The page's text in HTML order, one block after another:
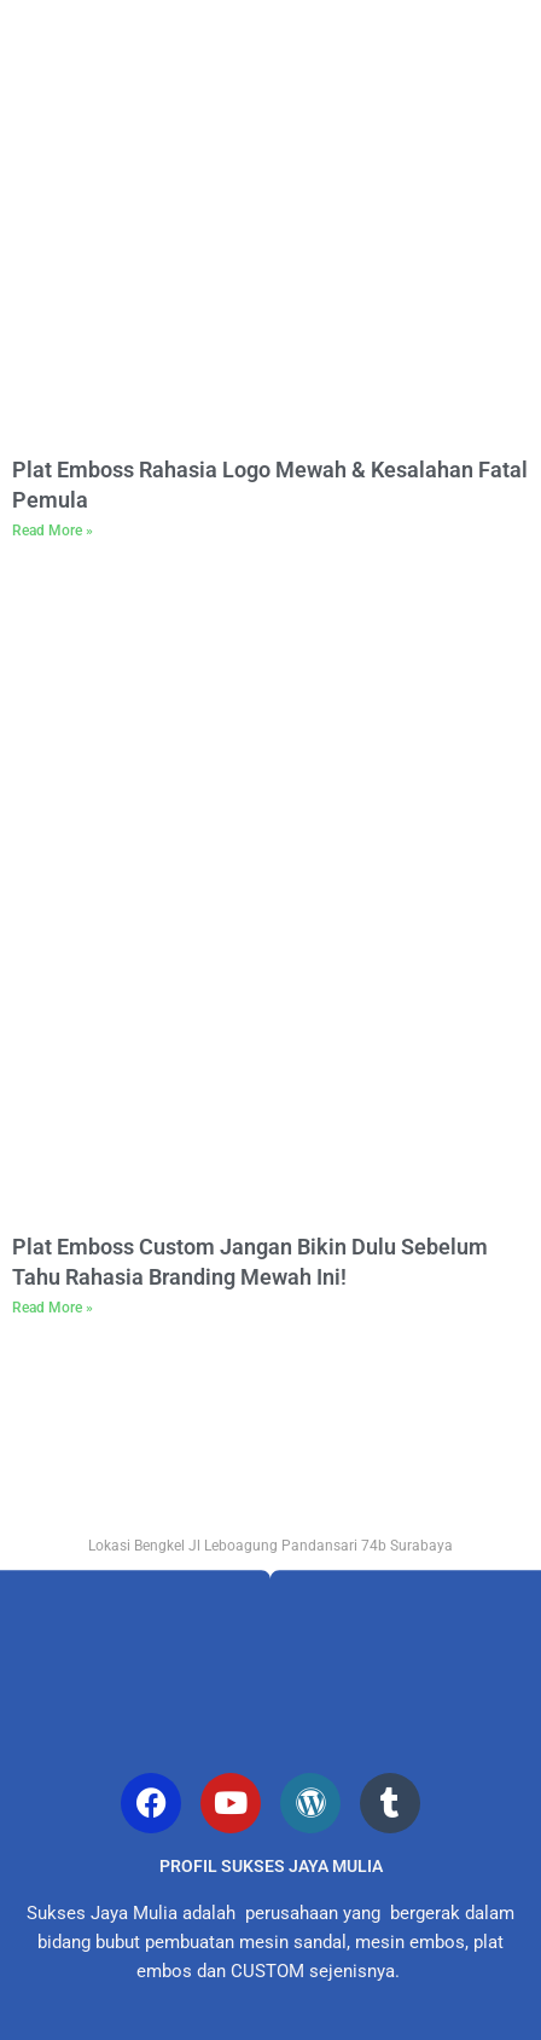
Plat Emboss Rahasia Logo Mewah & Kesalahan Fatal
Pemula
Read More »
Plat Emboss Custom Jangan Bikin Dulu Sebelum
Tahu Rahasia Branding Mewah Ini!
Read More »
Lokasi Bengkel Jl Leboagung Pandansari 74b Surabaya
PROFIL SUKSES JAYA MULIA
Sukses Jaya Mulia adalah perusahaan yang bergerak dalam
bidang bubut pembuatan mesin sandal, mesin embos, plat
embos dan CUSTOM sejenisnya.